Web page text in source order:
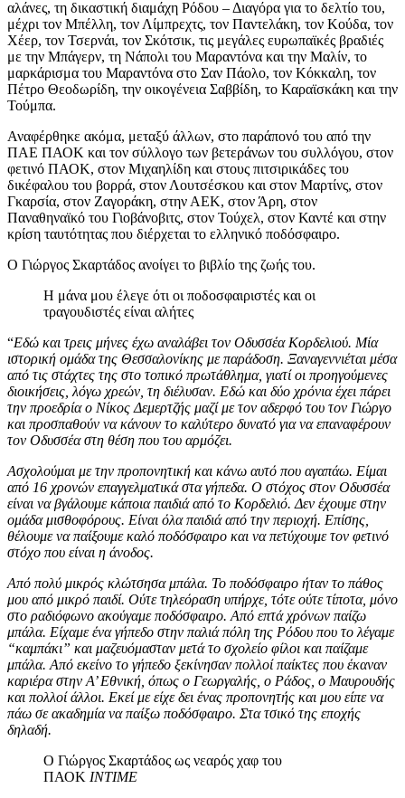
αλάνες, τη δικαστική διαμάχη Ρόδου – Διαγόρα για το δελτίο του,
μέχρι τον Μπέλλη, τον Λίμπρεχτς, τον Παντελάκη, τον Κούδα, τον
Χέερ, τον Τσερνάι, τον Σκότσικ, τις μεγάλες ευρωπαϊκές βραδιές
με την Μπάγερν, τη Νάπολι του Μαραντόνα και την Μαλίν, το
μαρκάρισμα του Μαραντόνα στο Σαν Πάολο, τον Κόκκαλη, τον
Πέτρο Θεοδωρίδη, την οικογένεια Σαββίδη, το Καραϊσκάκη και την
Τούμπα.
Αναφέρθηκε ακόμα, μεταξύ άλλων, στο παράπονό του από την
ΠΑΕ ΠΑΟΚ και τον σύλλογο των βετεράνων του συλλόγου, στον
φετινό ΠΑΟΚ, στον Μιχαηλίδη και στους πιτσιρικάδες του
δικέφαλου του βορρά, στον Λουτσέσκου και στον Μαρτίνς, στον
Γκαρσία, στον Ζαγοράκη, στην ΑΕΚ, στον Άρη, στον
Παναθηναϊκό του Γιοβάνοβιτς, στον Τούχελ, στον Καντέ και στην
κρίση ταυτότητας που διέρχεται το ελληνικό ποδόσφαιρο.
Ο Γιώργος Σκαρτάδος ανοίγει το βιβλίο της ζωής του.
Η μάνα μου έλεγε ότι οι ποδοσφαιριστές και οι
τραγουδιστές είναι αλήτες
“Εδώ και τρεις μήνες έχω αναλάβει τον Οδυσσέα Κορδελιού. Μία
ιστορική ομάδα της Θεσσαλονίκης με παράδοση. Ξαναγεννιέται μέσα
από τις στάχτες της στο τοπικό πρωτάθλημα, γιατί οι προηγούμενες
διοικήσεις, λόγω χρεών, τη διέλυσαν. Εδώ και δύο χρόνια έχει πάρει
την προεδρία ο Νίκος Δεμερτζής μαζί με τον αδερφό του τον Γιώργο
και προσπαθούν να κάνουν το καλύτερο δυνατό για να επαναφέρουν
τον Οδυσσέα στη θέση που του αρμόζει.
Ασχολούμαι με την προπονητική και κάνω αυτό που αγαπάω. Είμαι
από 16 χρονών επαγγελματικά στα γήπεδα. Ο στόχος στον Οδυσσέα
είναι να βγάλουμε κάποια παιδιά από το Κορδελιό. Δεν έχουμε στην
ομάδα μισθοφόρους. Είναι όλα παιδιά από την περιοχή. Επίσης,
θέλουμε να παίξουμε καλό ποδόσφαιρο και να πετύχουμε τον φετινό
στόχο που είναι η άνοδος.
Από πολύ μικρός κλώτσησα μπάλα. Το ποδόσφαιρο ήταν το πάθος
μου από μικρό παιδί. Ούτε τηλεόραση υπήρχε, τότε ούτε τίποτα, μόνο
στο ραδιόφωνο ακούγαμε ποδόσφαιρο. Από επτά χρόνων παίζω
μπάλα. Είχαμε ένα γήπεδο στην παλιά πόλη της Ρόδου που το λέγαμε
“καμπάκι” και μαζευόμασταν μετά το σχολείο φίλοι και παίζαμε
μπάλα. Από εκείνο το γήπεδο ξεκίνησαν πολλοί παίκτες που έκαναν
καριέρα στην Α’ Εθνική, όπως ο Γεωργαλής, ο Ράδος, ο Μαυρουδής
και πολλοί άλλοι. Εκεί με είχε δει ένας προπονητής και μου είπε να
πάω σε ακαδημία να παίξω ποδόσφαιρο. Στα τσικό της εποχής
δηλαδή.
Ο Γιώργος Σκαρτάδος ως νεαρός χαφ του
ΠΑΟΚ ΙΝΤΙΜΕ